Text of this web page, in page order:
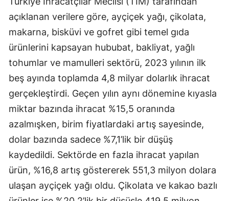
açıklanan verilere göre, ayçiçek yağı, çikolata,
makarna, bisküvi ve gofret gibi temel gıda
ürünlerini kapsayan hububat, bakliyat, yağlı
tohumlar ve mamulleri sektörü, 2023 yılının ilk
beş ayında toplamda 4,8 milyar dolarlık ihracat
gerçekleştirdi. Geçen yılın aynı dönemine kıyasla
miktar bazında ihracat %15,5 oranında
azalmışken, birim fiyatlardaki artış sayesinde,
dolar bazında sadece %7,1’lik bir düşüş
kaydedildi. Sektörde en fazla ihracat yapılan
ürün, %16,8 artış göstererek 551,3 milyon dolara
ulaşan ayçiçek yağı oldu. Çikolata ve kakao bazlı